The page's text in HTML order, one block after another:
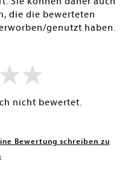
die die bewerteten
genutzt haben.
nicht bewertet.
Bewertung schreiben zu